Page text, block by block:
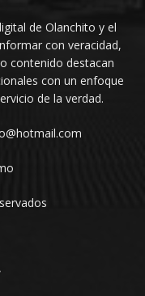
de Olanchito y el
con veracidad,
contenido destacan
con un enfoque
de la verdad.